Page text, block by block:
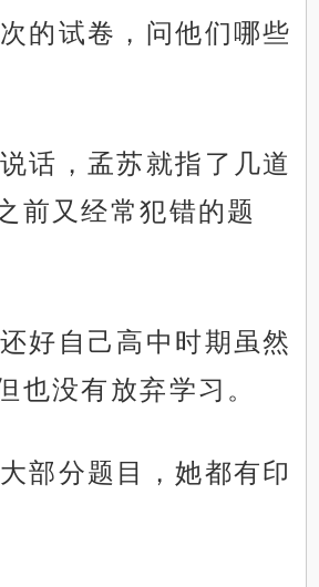
的试卷，问他们哪些
话，孟苏就指了几道
前又经常犯错的题
好自己高中时期虽然
也没有放弃学习。
部分题目，她都有印